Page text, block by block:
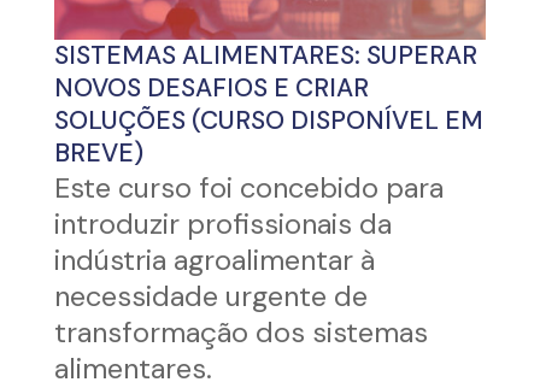
SISTEMAS ALIMENTARES: SUPERAR
NOVOS DESAFIOS E CRIAR
SOLUÇÕES (CURSO DISPONÍVEL EM
BREVE)
Este curso foi concebido para
introduzir profissionais da
indústria agroalimentar à
necessidade urgente de
transformação dos sistemas
alimentares.